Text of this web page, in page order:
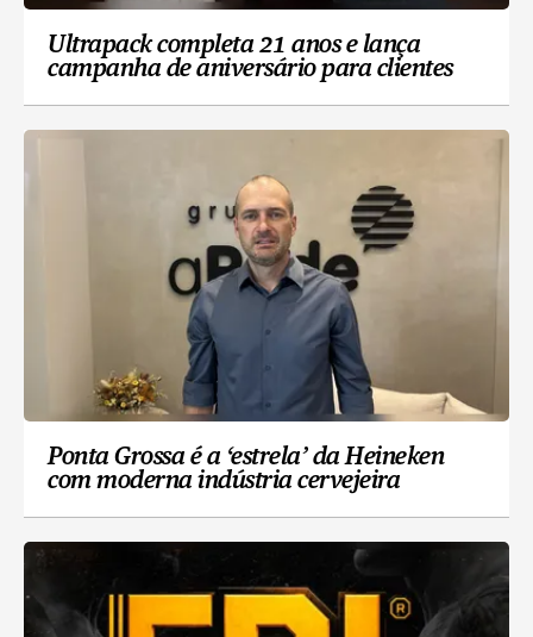
Ultrapack completa 21 anos e lança
campanha de aniversário para clientes
Ponta Grossa é a ‘estrela’ da Heineken
com moderna indústria cervejeira